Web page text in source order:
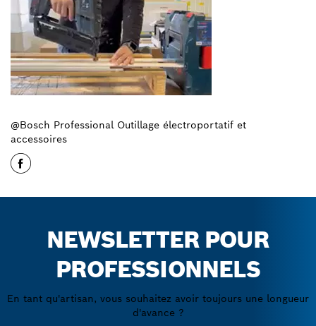
@Bosch Professional Outillage électroportatif et
accessoires
NEWSLETTER POUR
PROFESSIONNELS
En tant qu'artisan, vous souhaitez avoir toujours une longueur
d'avance ?